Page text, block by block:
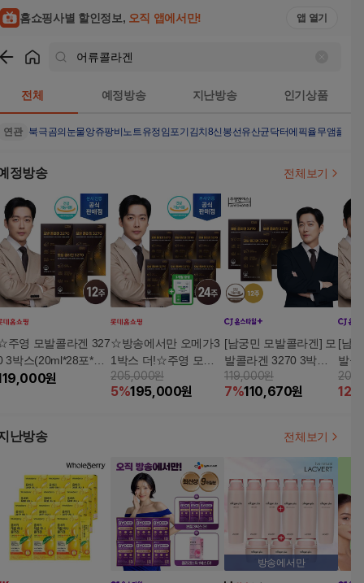
홈쇼핑사별 할인정보, 오직 앱에서만! 앱 열기
전체 예정방송 지난방송 인기상품
연관 북극곰의눈물앙쥬팡비노트유정임포기김치8신봉선유산균닥터에픽율무앰플
정방송 전체보기
주영 모발콜라겐 327
3박스(20ml*28포*3
스)
원
☆방송에서만 오메가3
1박스 더!☆주영 모발
콜라겐 3270 6박스+ 식
물성 오메가3 600 1박
205,000원
5%195,000원
[남궁민 모발콜라겐] 모
발콜라겐 3270 3박스 1
2주분
119,000원
7%110,670원
[남
발콜
4주
12
난방송 전체보기
방송에서만